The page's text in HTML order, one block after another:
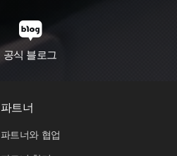
공식 블로그
파트너
파트너와 협업